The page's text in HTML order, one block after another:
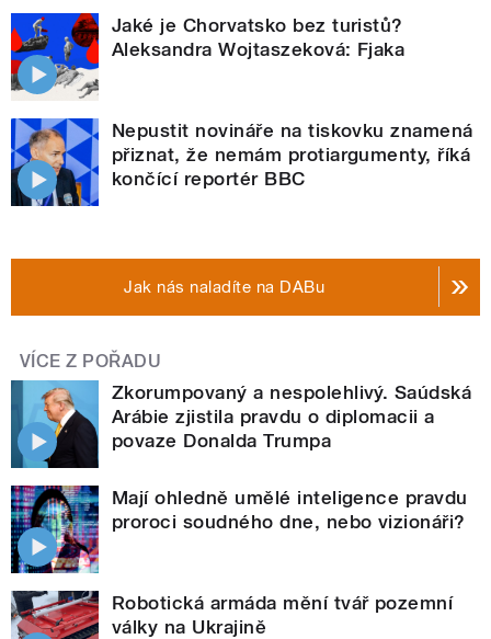
Jaké je Chorvatsko bez turistů?
Aleksandra Wojtaszeková: Fjaka
Nepustit novináře na tiskovku znamená
přiznat, že nemám protiargumenty, říká
končící reportér BBC
Jak nás naladíte na DABu
VÍCE Z POŘADU
Zkorumpovaný a nespolehlivý. Saúdská
Arábie zjistila pravdu o diplomacii a
povaze Donalda Trumpa
Mají ohledně umělé inteligence pravdu
proroci soudného dne, nebo vizionáři?
Robotická armáda mění tvář pozemní
války na Ukrajině